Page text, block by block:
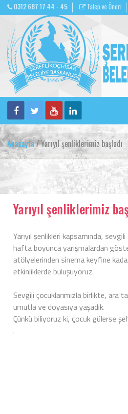
0312 687 17 44 - 45 Talep ve Öneri
Anasayfa/ Yarıyıl şenliklerimiz başladı
Yarıyıl şenliklerimiz
Yarıyıl şenlikleri kapsamında,
hafta boyunca yarışmalardan
atölyelerinden sinema keyfine
etkinliklerde buluşuyoruz.
Sevgili çocuklarımızla birlikte, ara
umutla ve doyasıya yaşadık.
Çünkü biliyoruz ki, çocuk gülerse
.